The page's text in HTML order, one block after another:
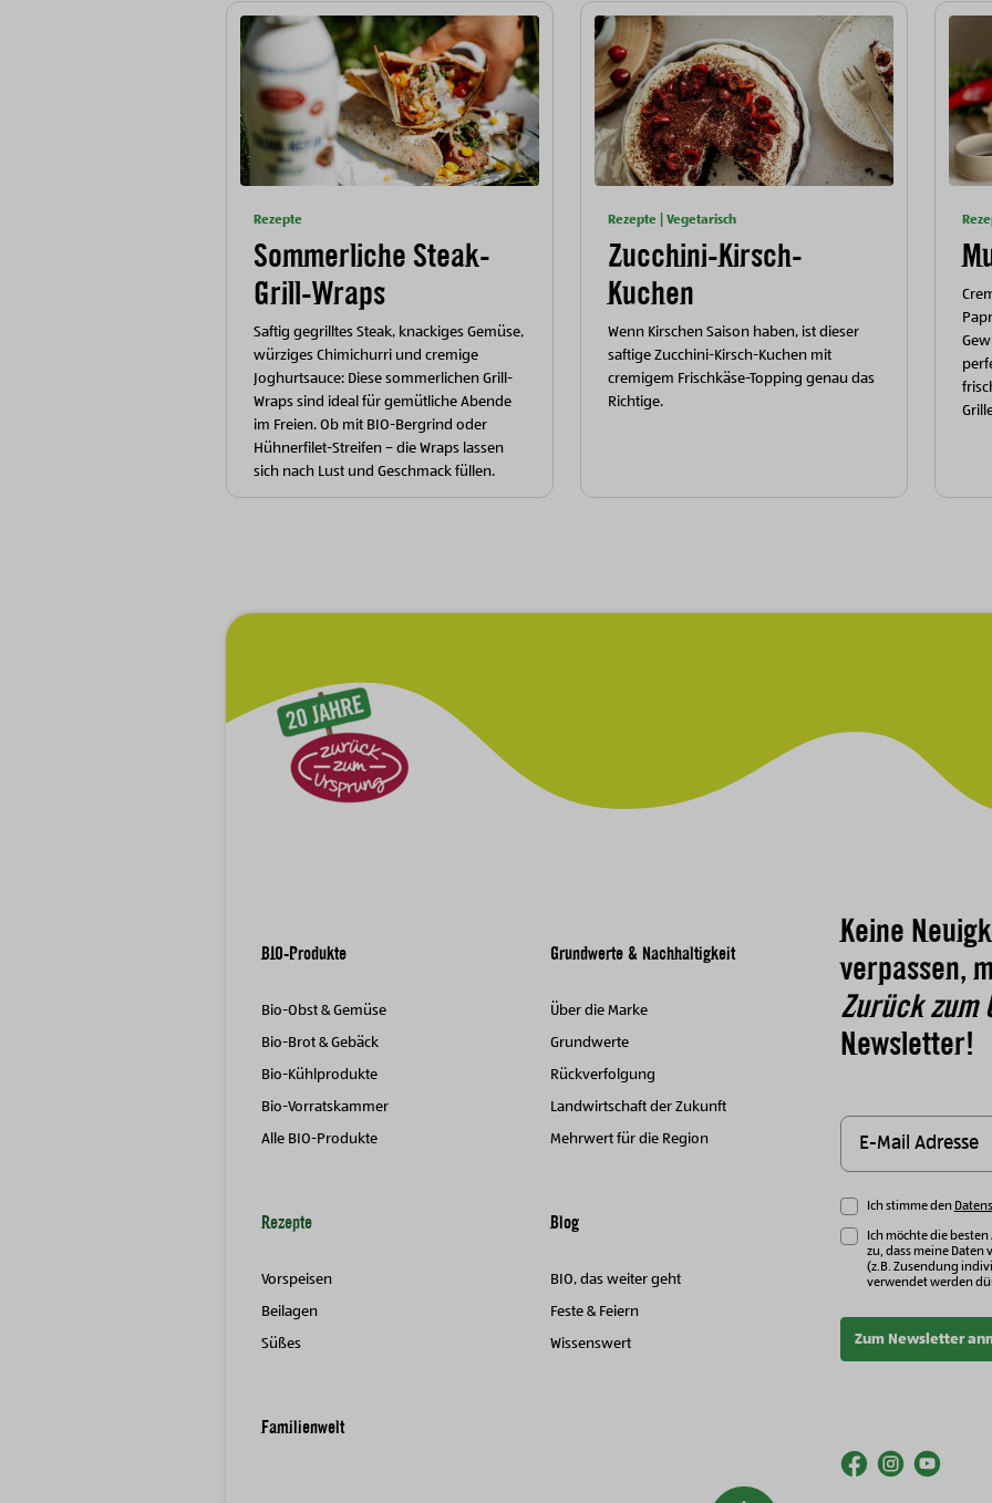
Rezepte
Sommerliche Steak-
Grill-Wraps
Saftig gegrilltes Steak, knackiges Gemüse,
würziges Chimichurri und cremige
Joghurtsauce: Diese sommerlichen Grill-
Wraps sind ideal für gemütliche Abende
im Freien. Ob mit BIO-Bergrind oder
Hühnerfilet-Streifen – die Wraps lassen
sich nach Lust und Geschmack füllen.
Rezepte | Vegetarisch
Zucchini-Kirsch-
Kuchen
Wenn Kirschen Saison haben, ist dieser
saftige Zucchini-Kirsch-Kuchen mit
cremigem Frischkäse-Topping genau das
Richtige.
Keine
verpassen,
Zurück zum
Newsletter!
Ich stimme den
Ich möchte die
zu, dass meine Daten
(z.B. Zusendung
verwendet werden
Zum Newsletter
facebook
BIO-Produkte
Bio-Obst & Gemüse
Bio-Brot & Gebäck
Bio-Kühlprodukte
Bio-Vorratskammer
Alle BIO-Produkte
Grundwerte & Nachhaltigkeit
Über die Marke
Grundwerte
Rückverfolgung
Landwirtschaft der Zukunft
Mehrwert für die Region
Rezepte
Vorspeisen
Beilagen
Süßes
Blog
BIO, das weiter geht
Feste & Feiern
Wissenswert
Familienwelt